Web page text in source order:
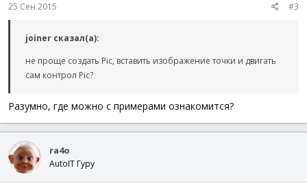
25 Сен 2015 #3
joiner сказал(а):
не проще создать Pic, вставить изображение точки и двигать
сам контрол Pic?
Разумно, где можно с примерами ознакомится?
ra4o
AutoIT Гуру